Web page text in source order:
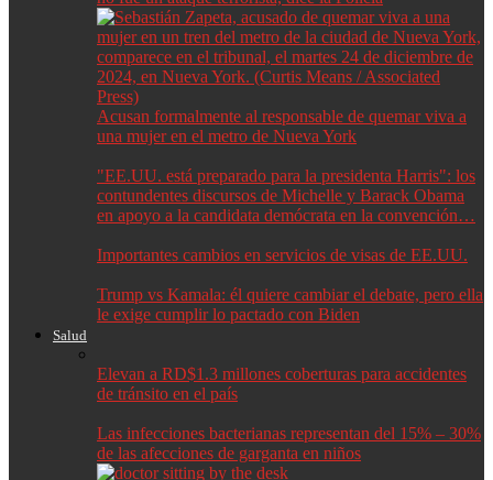
Acusan formalmente al responsable de quemar viva a
una mujer en el metro de Nueva York
"EE.UU. está preparado para la presidenta Harris": los
contundentes discursos de Michelle y Barack Obama
en apoyo a la candidata demócrata en la convención…
Importantes cambios en servicios de visas de EE.UU.
Trump vs Kamala: él quiere cambiar el debate, pero ella
le exige cumplir lo pactado con Biden
Salud
Elevan a RD$1.3 millones coberturas para accidentes
de tránsito en el país
Las infecciones bacterianas representan del 15% – 30%
de las afecciones de garganta en niños